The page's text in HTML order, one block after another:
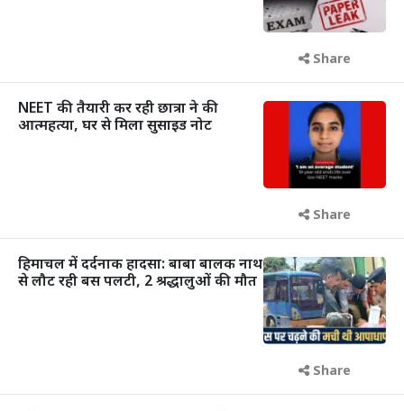
Share
NEET की तैयारी कर रही छात्रा ने की
आत्महत्या, घर से मिला सुसाइड नोट
Share
हिमाचल में दर्दनाक हादसा: बाबा बालक नाथ
से लौट रही बस पलटी, 2 श्रद्धालुओं की मौत
Share